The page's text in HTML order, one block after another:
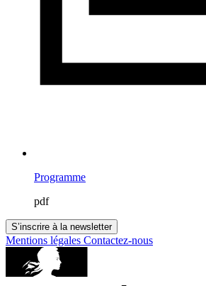
Programme
pdf
S’inscrire à la newsletter
Mentions légales Contactez-nous